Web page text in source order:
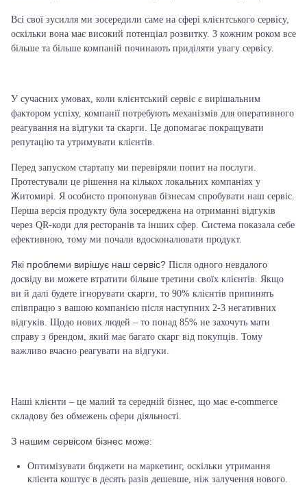
Всі свої зусилля ми зосередили саме на сфері клієнтського сервісу,
оскільки вона має високий потенціал розвитку. З кожним роком все
більше та більше компаній починають приділяти увагу сервісу.
У сучасних умовах, коли клієнтський сервіс є вирішальним
фактором успіху, компанії потребують механізмів для оперативного
реагування на відгуки та скарги. Це допомагає покращувати
репутацію та утримувати клієнтів.
Перед запуском стартапу ми перевіряли попит на послуги.
Протестували це рішення на кількох локальних компаніях у
Житомирі. Я особисто пропонував бізнесам спробувати наш сервіс.
Перша версія продукту була зосереджена на отриманні відгуків
через QR-коди для ресторанів та інших сфер. Система показала себе
ефективною, тому ми почали вдосконалювати продукт.
Які проблеми вирішує наш сервіс? Після одного невдалого
досвіду ви можете втратити більше третини своїх клієнтів. Якщо
ви й далі будете ігнорувати скарги, то 90% клієнтів припинять
співпрацю з вашою компанією після наступних 2-3 негативних
відгуків. Щодо нових людей – то понад 85% не захочуть мати
справу з брендом, який має багато скарг від покупців. Тому
важливо вчасно реагувати на відгуки.
Наші клієнти – це малий та середній бізнес, що має e-commerce
складову без обмежень сфери діяльності.
З нашим сервісом бізнес може:
Оптимізувати бюджети на маркетинг, оскільки утримання
клієнта коштує в десять разів дешевше, ніж залучення нового.